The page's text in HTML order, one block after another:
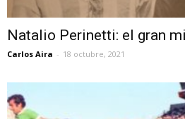
Natalio Perinetti: el gran
Carlos Aira - 18 octubre, 2021